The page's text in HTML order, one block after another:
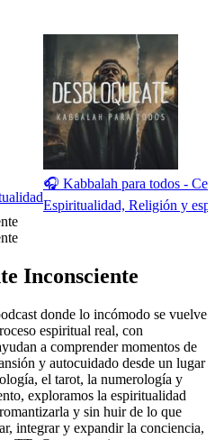
🎧 Kabbalah para todos -
Espiritualidad, Religión y
Inconsciente
donde lo incómodo se vuelve
espiritual real, con
a comprender momentos de
y autocuidado desde un lugar
el tarot, la numerología y
exploramos la espiritualidad
y sin huir de lo que
integrar y expandir la conciencia,